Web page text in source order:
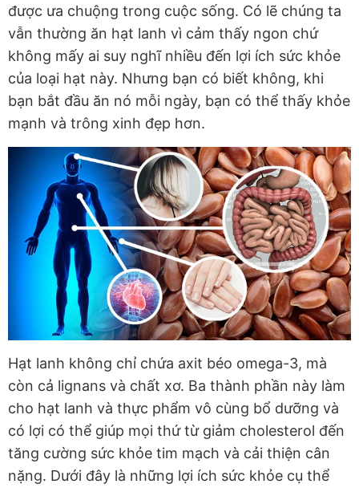
được ưa chuộng trong cuộc sống. Có lẽ chúng ta
vẫn thường ăn hạt lanh vì cảm thấy ngon chứ
không mấy ai suy nghĩ nhiều đến lợi ích sức khỏe
của loại hạt này. Nhưng bạn có biết không, khi
bạn bắt đầu ăn nó mỗi ngày, bạn có thể thấy khỏe
mạnh và trông xinh đẹp hơn.
Hạt lanh không chỉ chứa axit béo omega-3, mà
còn cả lignans và chất xơ. Ba thành phần này làm
cho hạt lanh và thực phẩm vô cùng bổ dưỡng và
có lợi có thể giúp mọi thứ từ giảm cholesterol đến
tăng cường sức khỏe tim mạch và cải thiện cân
nặng. Dưới đây là những lợi ích sức khỏe cụ thể